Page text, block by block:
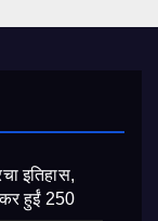
इतिहास,
हुईं 250